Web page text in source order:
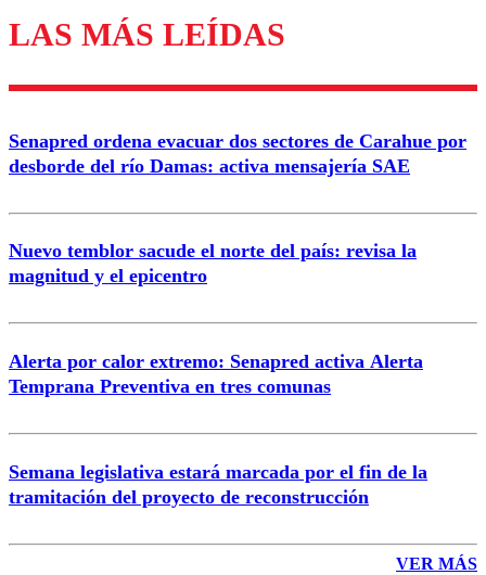
Enviar comentario
LAS MÁS LEÍDAS
Senapred ordena evacuar dos sectores de Carahue por
desborde del río Damas: activa mensajería SAE
Nuevo temblor sacude el norte del país: revisa la
magnitud y el epicentro
Alerta por calor extremo: Senapred activa Alerta
Temprana Preventiva en tres comunas
Semana legislativa estará marcada por el fin de la
tramitación del proyecto de reconstrucción
VER MÁS